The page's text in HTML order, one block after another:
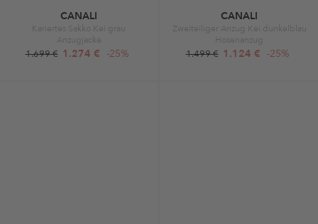
CANALI
Kariertes Sakko Kei grau
Anzugjacke
1.699 € 1.274 € -25%
CANALI
Zweiteiliger Anzug Kei dunkelblau
Hosenanzug
1.499 € 1.124 € -25%